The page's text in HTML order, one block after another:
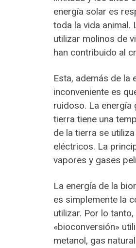
energía solar es
toda la vida animal.
utilizar molinos de
han contribuido al
Esta, además de la
inconveniente es
ruidoso. La energía
tierra tiene una
de la tierra se
eléctricos. La
vapores y gases
La energía de la
es simplemente la
utilizar. Por lo
«bioconversión»
metanol, gas